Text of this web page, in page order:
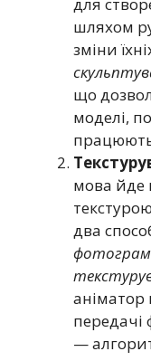
для
шляхом
зміни
що
моделі,
мова йде
два
аніматор
передачі
—